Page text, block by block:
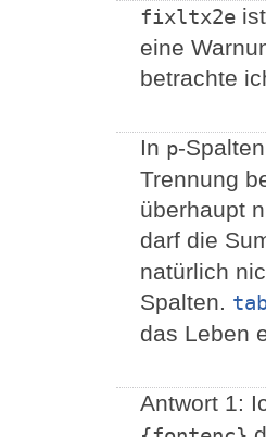
fixltx2e
eine
betrachte
In p-
Trennung
überhaupt
darf die
natürlich
Spalten.
das Leben
Antwort 1: